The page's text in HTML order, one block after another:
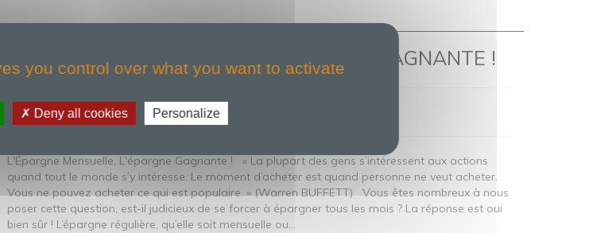
L’ÉPARGNE MENSUELLE, L’ÉPARGNE GAGNANTE !
Publié dansActualités Financieres Page Actualité
L'Épargne Mensuelle, L'épargne Gagnante ! « La plupart des gens s’intéressent aux actions
quand tout le monde s’y intéresse. Le moment d’acheter est quand personne ne veut acheter.
Vous ne pouvez acheter ce qui est populaire. » (Warren BUFFETT) Vous êtes nombreux à nous
poser cette question, est-il judicieux de se forcer à épargner tous les mois ? La réponse est oui
bien sûr ! L’épargne régulière, qu’elle soit mensuelle ou...
you control over what you want to activate
Deny all cookies Personalize